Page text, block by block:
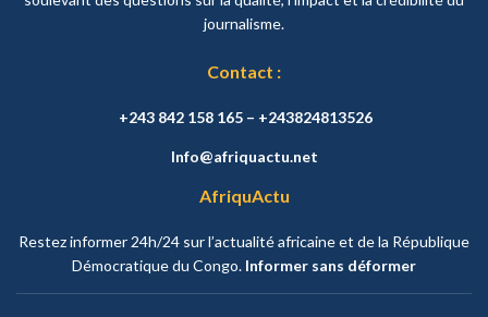
journalisme.
Contact :
+243 842 158 165 – +243824813526
Info@afriquactu.net
AfriquActu
Restez informer 24h/24 sur l’actualité africaine et de la République
Démocratique du Congo. Informer sans déformer